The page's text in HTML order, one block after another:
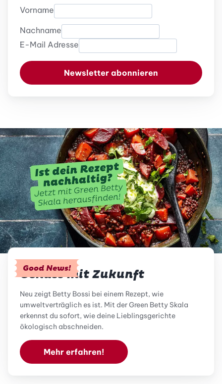
Vorname
Nachname
E-Mail Adresse
Newsletter abonnieren
Good News!
Genuss mit Zukunft
Neu zeigt Betty Bossi bei einem Rezept, wie
umweltverträglich es ist. Mit der Green Betty Skala
erkennst du sofort, wie deine Lieblingsgerichte
ökologisch abschneiden.
Mehr erfahren!